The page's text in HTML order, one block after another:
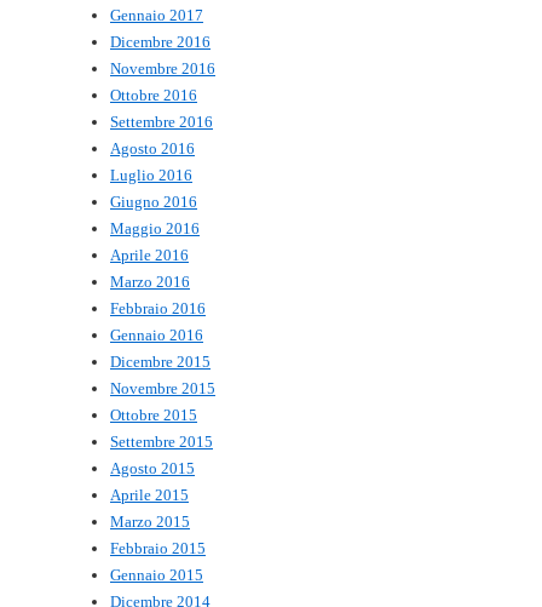
Gennaio 2017
Dicembre 2016
Novembre 2016
Ottobre 2016
Settembre 2016
Agosto 2016
Luglio 2016
Giugno 2016
Maggio 2016
Aprile 2016
Marzo 2016
Febbraio 2016
Gennaio 2016
Dicembre 2015
Novembre 2015
Ottobre 2015
Settembre 2015
Agosto 2015
Aprile 2015
Marzo 2015
Febbraio 2015
Gennaio 2015
Dicembre 2014